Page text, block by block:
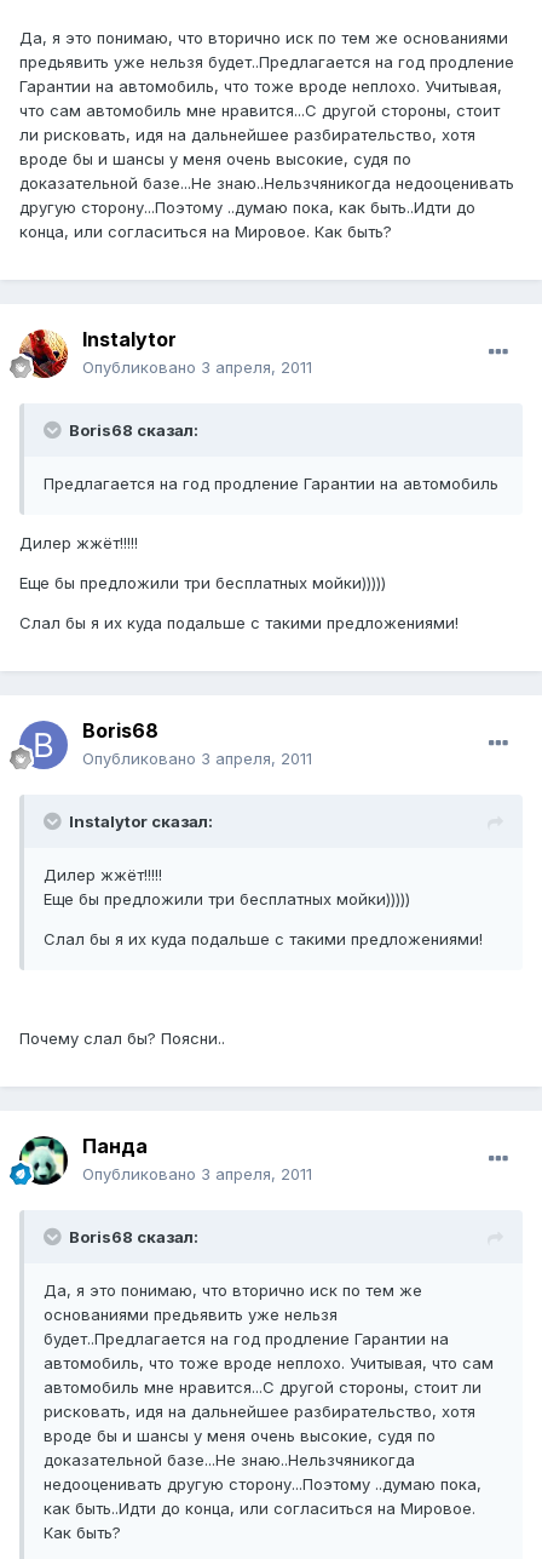
Да, я это понимаю, что вторично иск по тем же основаниями
предьявить уже нельзя будет..Предлагается на год продление
Гарантии на автомобиль, что тоже вроде неплохо. Учитывая,
что сам автомобиль мне нравится...С другой стороны, стоит
ли рисковать, идя на дальнейшее разбирательство, хотя
вроде бы и шансы у меня очень высокие, судя по
доказательной базе...Не знаю..Нельзчяникогда недооценивать
другую сторону...Поэтому ..думаю пока, как быть..Идти до
конца, или согласиться на Мировое. Как быть?
Instalytor
Опубликовано 3 апреля, 2011
Boris68 сказал:
Предлагается на год продление Гарантии на автомобиль
Дилер жжёт!!!!!
Еще бы предложили три бесплатных мойки)))))
Слал бы я их куда подальше с такими предложениями!
Boris68
Опубликовано 3 апреля, 2011
Instalytor сказал:
Дилер жжёт!!!!!
Еще бы предложили три бесплатных мойки)))))
Слал бы я их куда подальше с такими предложениями!
Почему слал бы? Поясни..
Панда
Опубликовано 3 апреля, 2011
Boris68 сказал:
Да, я это понимаю, что вторично иск по тем же
основаниями предьявить уже нельзя
будет..Предлагается на год продление Гарантии на
автомобиль, что тоже вроде неплохо. Учитывая, что сам
автомобиль мне нравится...С другой стороны, стоит ли
рисковать, идя на дальнейшее разбирательство, хотя
вроде бы и шансы у меня очень высокие, судя по
доказательной базе...Не знаю..Нельзчяникогда
недооценивать другую сторону...Поэтому ..думаю пока,
как быть..Идти до конца, или согласиться на Мировое.
Как быть?